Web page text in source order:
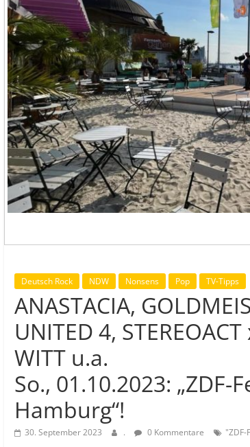
Deutsch Rock NDW Nonsens Pop TV-Tipps
ANASTACIA,
UNITED 4,
WITT u.a.
So., 01.10.2023: „ZDF-
Hamburg“!
30. September 2023 . 0 Kommentare